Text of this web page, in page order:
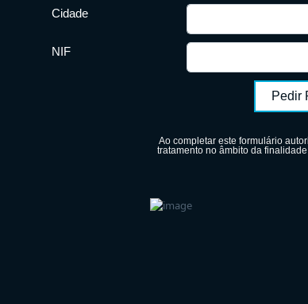
Cidade
NIF
Pedir
Ao completar este formulário
tratamento no âmbito da